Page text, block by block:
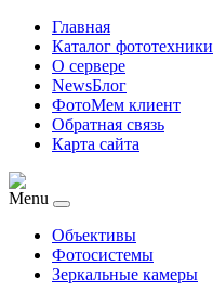
Главная
Каталог фототехники
О сервере
NewsБлог
ФотоМем клиент
Обратная связь
Карта сайта
Menu
Объективы
Фотосистемы
Зеркальные камеры